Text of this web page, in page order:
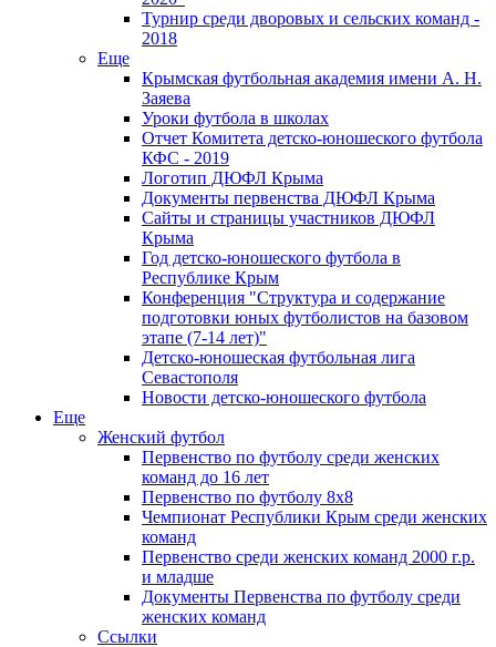
Турнир среди дворовых и сельских команд -
2018
Еще
Крымская футбольная академия имени А. Н.
Заяева
Уроки футбола в школах
Отчет Комитета детско-юношеского футбола
КФС - 2019
Логотип ДЮФЛ Крыма
Документы первенства ДЮФЛ Крыма
Сайты и страницы участников ДЮФЛ
Крыма
Год детско-юношеского футбола в
Республике Крым
Конференция "Структура и содержание
подготовки юных футболистов на базовом
этапе (7-14 лет)"
Детско-юношеская футбольная лига
Севастополя
Новости детско-юношеского футбола
Еще
Женский футбол
Первенство по футболу среди женских
команд до 16 лет
Первенство по футболу 8х8
Чемпионат Республики Крым среди женских
команд
Первенство среди женских команд 2000 г.р.
и младше
Документы Первенства по футболу среди
женских команд
Ссылки